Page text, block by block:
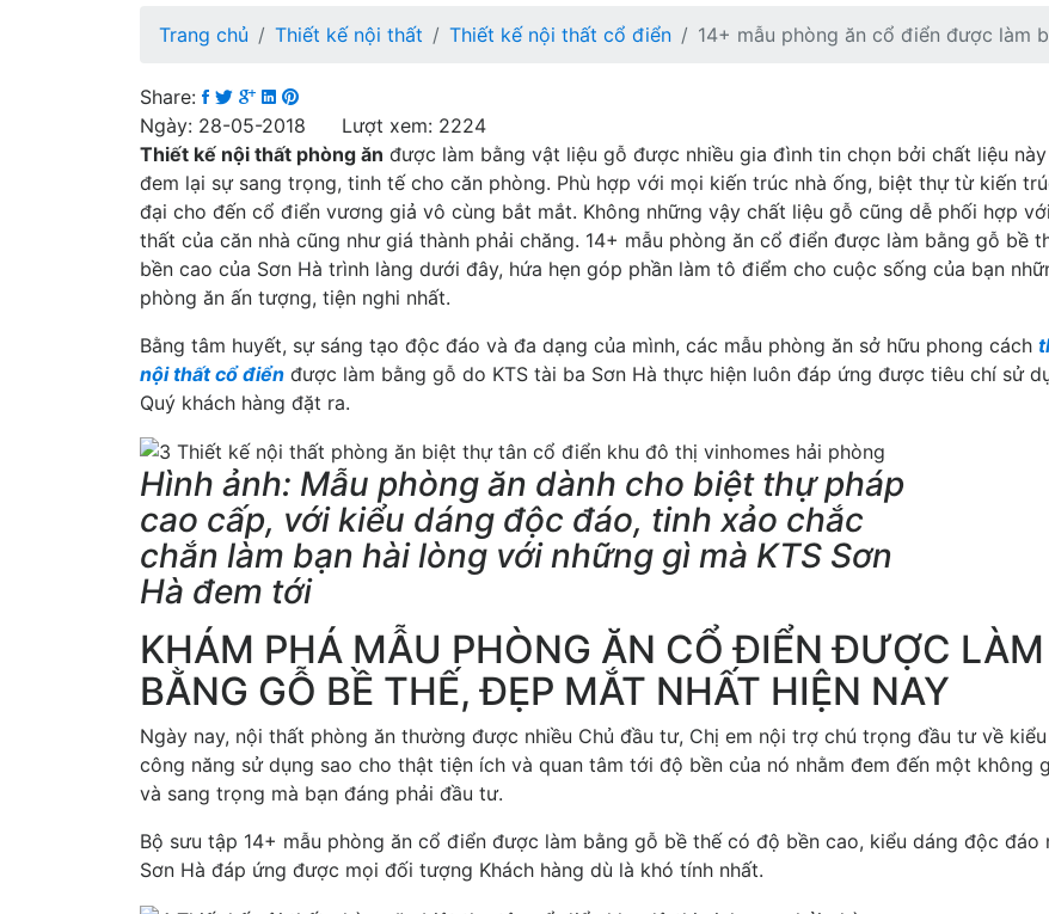
Trang chủ Thiết kế nội thất Thiết kế nội thất cổ điển 14+ mẫu phòng ăn cổ điển được làm
Share:
Ngày: 28-05-2018 Lượt xem: 2224
Thiết kế nội thất phòng ăn được làm bằng vật liệu gỗ được nhiều gia đình tin chọn bởi chất liệu
đem lại sự sang trọng, tinh tế cho căn phòng. Phù hợp với mọi kiến trúc nhà ống, biệt thự từ kiến
đại cho đến cổ điển vương giả vô cùng bắt mắt. Không những vậy chất liệu gỗ cũng dễ phối hợp
thất của căn nhà cũng như giá thành phải chăng. 14+ mẫu phòng ăn cổ điển được làm bằng gỗ bề
bền cao của Sơn Hà trình làng dưới đây, hứa hẹn góp phần làm tô điểm cho cuộc sống của bạn
phòng ăn ấn tượng, tiện nghi nhất.
Bằng tâm huyết, sự sáng tạo độc đáo và đa dạng của mình, các mẫu phòng ăn sở hữu phong cách
nội thất cổ điển được làm bằng gỗ do KTS tài ba Sơn Hà thực hiện luôn đáp ứng được tiêu chí sử
Quý khách hàng đặt ra.
Hình ảnh: Mẫu phòng ăn dành cho biệt thự pháp
cao cấp, với kiểu dáng độc đáo, tinh xảo chắc
chắn làm bạn hài lòng với những gì mà KTS Sơn
Hà đem tới
KHÁM PHÁ MẪU PHÒNG ĂN CỔ ĐIỂN ĐƯỢC LÀM
BẰNG GỖ BỀ THẾ, ĐẸP MẮT NHẤT HIỆN NAY
Ngày nay, nội thất phòng ăn thường được nhiều Chủ đầu tư, Chị em nội trợ chú trọng đầu tư về
công năng sử dụng sao cho thật tiện ích và quan tâm tới độ bền của nó nhằm đem đến một không
và sang trọng mà bạn đáng phải đầu tư.
Bộ sưu tập 14+ mẫu phòng ăn cổ điển được làm bằng gỗ bề thế có độ bền cao, kiểu dáng độc đáo
Sơn Hà đáp ứng được mọi đối tượng Khách hàng dù là khó tính nhất.